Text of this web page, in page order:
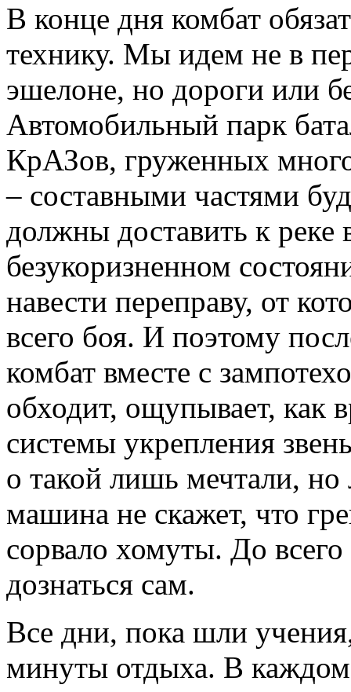
В конце дня комбат
технику. Мы идем не в
эшелоне, но дороги или
Автомобильный парк
КрАЗов, груженных
– составными частями
должны доставить к реке
безукоризненном
навести переправу, от
всего боя. И поэтому
комбат вместе с
обходит, ощупывает, как
системы укрепления
о такой лишь мечтали,
машина не скажет, что
сорвало хомуты. До
дознаться сам.
Все дни, пока шли
минуты отдыха. В